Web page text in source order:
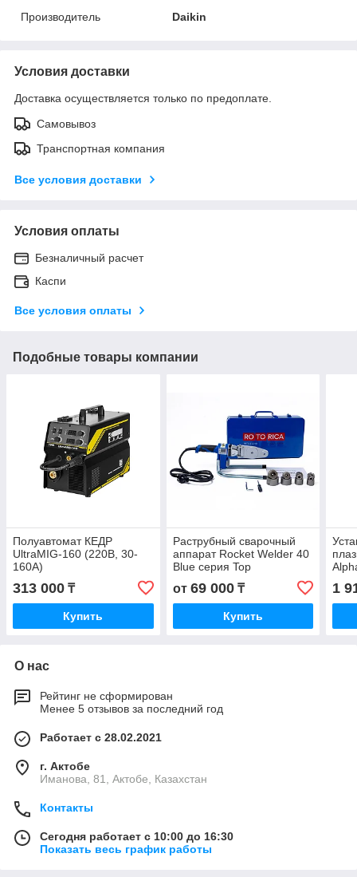
Производитель
Daikin
Условия доставки
Доставка осуществляется только по предоплате.
Самовывоз
Транспортная компания
Все условия доставки
Условия оплаты
Безналичный расчет
Каспи
Все условия оплаты
Подобные товары компании
Полуавтомат КЕДР
UltraMIG-160 (220В, 30-
160А)
313 000 ₸
Купить
Раструбный сварочный
аппарат Rocket Welder 40
Blue серия Top
от 69 000₸
Купить
1
О нас
Рейтинг не сформирован
Менее 5 отзывов за последний год
Работает с 28.02.2021
г. Актобе
Иманова, 81, Актобе, Казахстан
Контакты
Сегодня работает с 10:00 до 16:30
Показать весь график работы